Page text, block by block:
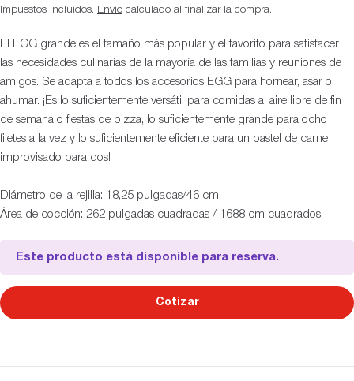
habitual
Impuestos incluidos. Envío calculado al finalizar la compra.
El EGG grande es el tamaño más popular y el favorito para satisfacer
las necesidades culinarias de la mayoría de las familias y reuniones de
amigos. Se adapta a todos los accesorios EGG para hornear, asar o
ahumar. ¡Es lo suficientemente versátil para comidas al aire libre de fin
de semana o fiestas de pizza, lo suficientemente grande para ocho
filetes a la vez y lo suficientemente eficiente para un pastel de carne
improvisado para dos!
Diámetro de la rejilla: 18,25 pulgadas/46 cm
Área de cocción: 262 pulgadas cuadradas / 1688 cm cuadrados
Este producto está disponible para reserva.
Cotizar